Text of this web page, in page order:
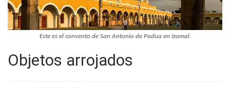
Este es el convento de San Antonio de Padua en Izamal.
Objetos arrojados